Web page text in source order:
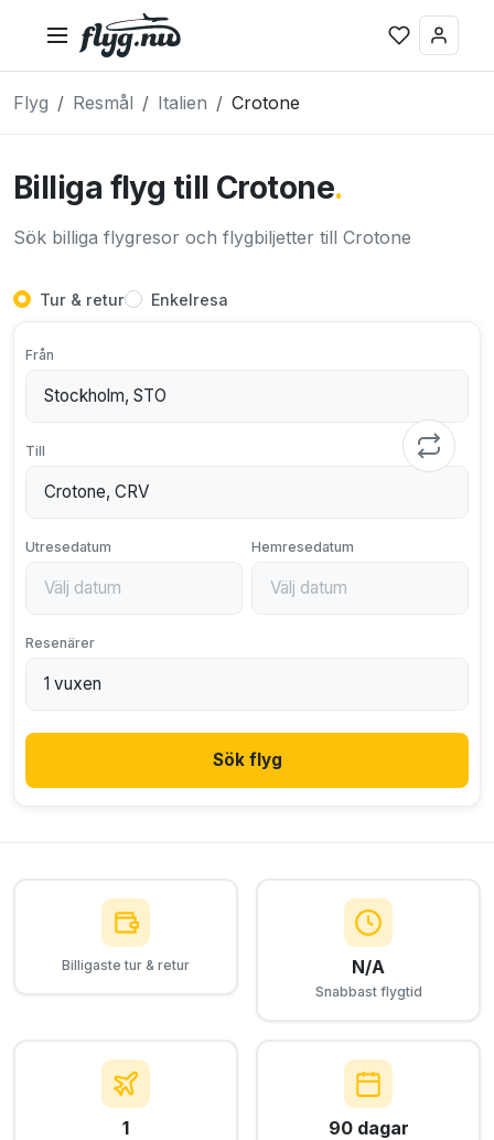
Flyg Resmål Italien Crotone
Billiga flyg till Crotone.
Sök billiga flygresor och flygbiljetter till Crotone
Tur & retur Enkelresa
Från
Till
Utresedatum Hemresedatum
Resenärer
Sök flyg
Billigaste tur & retur N/A
Snabbast flygtid
1 90 dagar